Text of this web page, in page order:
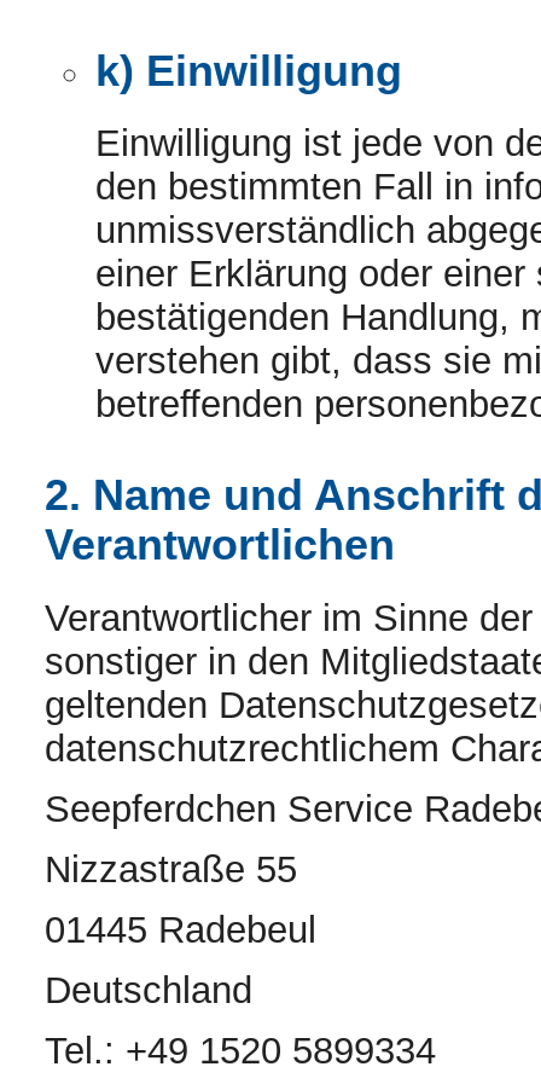
k) Einwilligung
Einwilligung ist jede von
den bestimmten Fall in
unmissverständlich
einer Erklärung oder
bestätigenden Handlung,
verstehen gibt, dass sie
betreffenden
2. Name und Anschrift
Verantwortlichen
Verantwortlicher im Sinne
sonstiger in den
geltenden
datenschutzrechtlichem
Seepferdchen Service
Nizzastraße 55
01445 Radebeul
Deutschland
Tel.: +49 1520 5899334